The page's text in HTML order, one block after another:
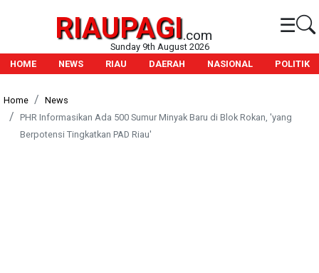
RIAUPAGI.com ☰
Sunday 9th August 2026
HOME
NEWS RIAU DAERAH NASIONAL POLITIK
Home
News
PHR Informasikan Ada 500 Sumur Minyak Baru di Blok Rokan, 'yang
Berpotensi Tingkatkan PAD Riau'